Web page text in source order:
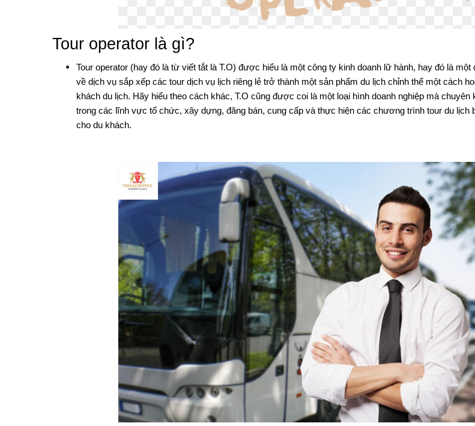
Tour operator là gì?
Tour operator (hay đó là từ viết tắt là T.O) được hiểu là một công ty kinh doanh lữ hành, hay đó là
về dịch vụ sắp xếp các tour dịch vụ lịch riêng lẻ trở thành một sản phẩm du lịch chỉnh thể một cách
khách du lịch. Hãy hiểu theo cách khác, T.O cũng được coi là một loại hình doanh nghiệp mà chuyên
trong các lĩnh vực tổ chức, xây dựng, đăng bán, cung cấp và thực hiện các chương trình tour du lịch
cho du khách.